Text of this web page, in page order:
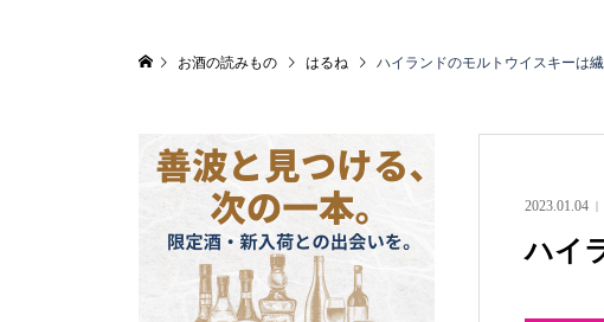
お酒の読みもの はるね ハイランドのモルトウイスキーは
2023.01.04
ハイ